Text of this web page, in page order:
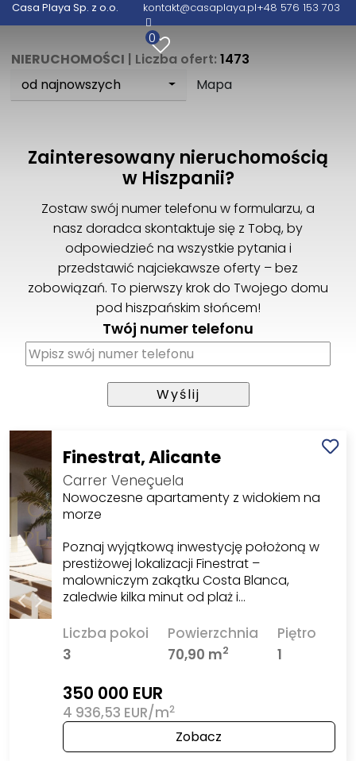
Casa Playa Sp. z o.o. kontakt@casaplaya.pl+48 576 153 703
0
NIERUCHOMOŚCI | Liczba ofert:1473
od najnowszych
Mapa
Zainteresowany nieruchomością
w Hiszpanii?
Zostaw swój numer telefonu w formularzu, a
nasz doradca skontaktuje się z Tobą, by
odpowiedzieć na wszystkie pytania i
przedstawić najciekawsze oferty – bez
zobowiązań. To pierwszy krok do Twojego domu
pod hiszpańskim słońcem!
Twój numer telefonu
Finestrat, Alicante
Carrer Veneçuela
Nowoczesne apartamenty z widokiem na
morze
Poznaj wyjątkową inwestycję położoną w
prestiżowej lokalizacji Finestrat –
malowniczym zakątku Costa Blanca,
zaledwie kilka minut od plaż i…
Liczba pokoi
3
Powierzchnia
70,90 m2
Piętro
1
350 000 EUR
4 936,53 EUR/m2
Zobacz